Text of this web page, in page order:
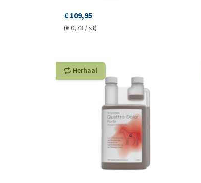
€ 109,95
(€ 0,73 / st)
Herhaal